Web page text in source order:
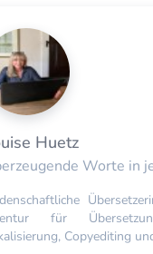
Huetz
Worte in
für
Copyediting